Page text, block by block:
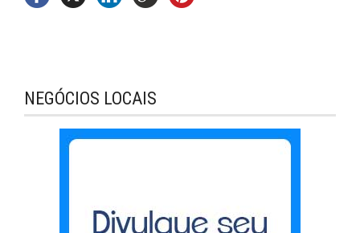
NEGÓCIOS LOCAIS